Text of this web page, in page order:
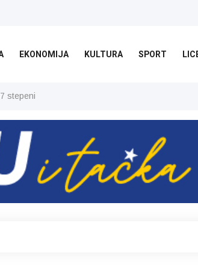
EKONOMIJA KULTURA SPORT
stepeni